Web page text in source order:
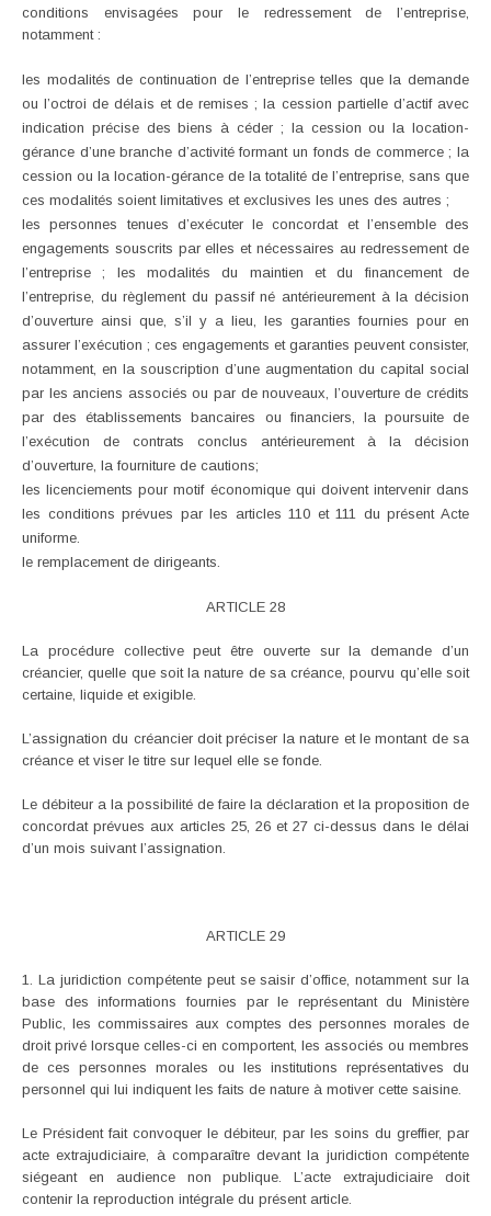
conditions envisagées pour le redressement de l’entreprise,
notamment :
les modalités de continuation de l’entreprise telles que la demande
ou l’octroi de délais et de remises ; la cession partielle d’actif avec
indication précise des biens à céder ; la cession ou la location-
gérance d’une branche d’activité formant un fonds de commerce ; la
cession ou la location-gérance de la totalité de l’entreprise, sans que
ces modalités soient limitatives et exclusives les unes des autres ;
les personnes tenues d’exécuter le concordat et l’ensemble des
engagements souscrits par elles et nécessaires au redressement de
l’entreprise ; les modalités du maintien et du financement de
l’entreprise, du règlement du passif né antérieurement à la décision
d’ouverture ainsi que, s’il y a lieu, les garanties fournies pour en
assurer l’exécution ; ces engagements et garanties peuvent consister,
notamment, en la souscription d’une augmentation du capital social
par les anciens associés ou par de nouveaux, l’ouverture de crédits
par des établissements bancaires ou financiers, la poursuite de
l’exécution de contrats conclus antérieurement à la décision
d’ouverture, la fourniture de cautions;
les licenciements pour motif économique qui doivent intervenir dans
les conditions prévues par les articles 110 et 111 du présent Acte
uniforme.
le remplacement de dirigeants.
ARTICLE 28
La procédure collective peut être ouverte sur la demande d’un
créancier, quelle que soit la nature de sa créance, pourvu qu’elle soit
certaine, liquide et exigible.
L’assignation du créancier doit préciser la nature et le montant de sa
créance et viser le titre sur lequel elle se fonde.
Le débiteur a la possibilité de faire la déclaration et la proposition de
concordat prévues aux articles 25, 26 et 27 ci-dessus dans le délai
d’un mois suivant l’assignation.
ARTICLE 29
1. La juridiction compétente peut se saisir d’office, notamment sur la
base des informations fournies par le représentant du Ministère
Public, les commissaires aux comptes des personnes morales de
droit privé lorsque celles-ci en comportent, les associés ou membres
de ces personnes morales ou les institutions représentatives du
personnel qui lui indiquent les faits de nature à motiver cette saisine.
Le Président fait convoquer le débiteur, par les soins du greffier, par
acte extrajudiciaire, à comparaître devant la juridiction compétente
siégeant en audience non publique. L’acte extrajudiciaire doit
contenir la reproduction intégrale du présent article.